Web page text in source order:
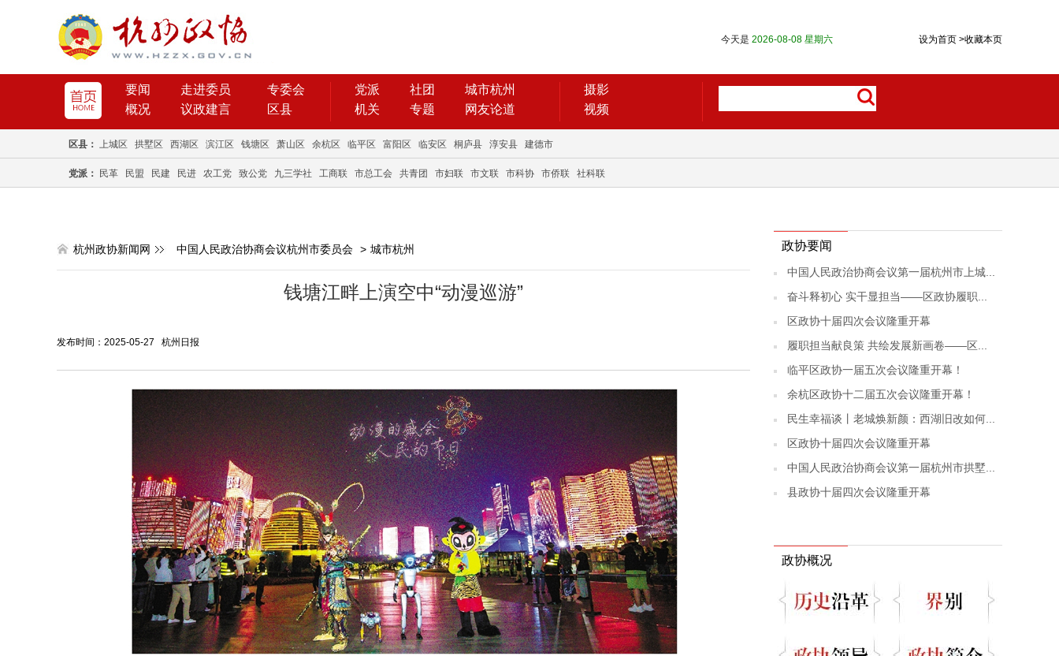
设为首页 >收藏本页
今天是 2026-08-08 星期六
要闻 走进委员
专委会
概况
议政建言 区县
党派 社团
城市杭州
机关
专题 网友论道
摄影
视频
区县： 上城区 拱墅区 西湖区 滨江区 钱塘区 萧山区 余杭区 临平区 富阳区 临安区 桐庐县 淳安县 建德市
党派： 民革 民盟 民建 民进 农工党 致公党 九三学社 工商联 市总工会 共青团 市妇联 市文联 市科协 市侨联 社科联
杭州政协新闻网 中国人民政治协商会议杭州市委员会 > 城市杭州
钱塘江畔上演空中“动漫巡游”
发布时间：2025-05-27 杭州日报
政协要闻
中国人民政治协商会议第一届杭州市上城...
奋斗释初心 实干显担当——区政协履职...
区政协十届四次会议隆重开幕
履职担当献良策 共绘发展新画卷——区...
临平区政协一届五次会议隆重开幕！
余杭区政协十二届五次会议隆重开幕！
民生幸福谈丨老城焕新颜：西湖旧改如何...
区政协十届四次会议隆重开幕
中国人民政治协商会议第一届杭州市拱墅...
县政协十届四次会议隆重开幕
政协概况